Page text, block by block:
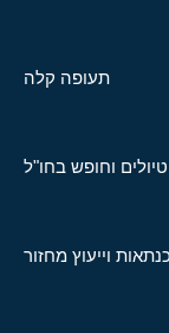
תעופה קלה
טיולים וחופש בחו"ל
וייעוץ מחזור